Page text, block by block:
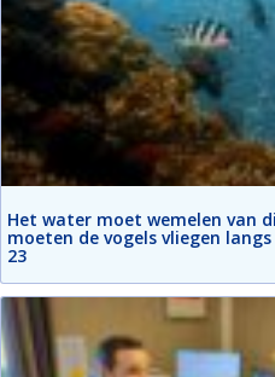
Het water moet wemelen van
moeten de vogels vliegen
23